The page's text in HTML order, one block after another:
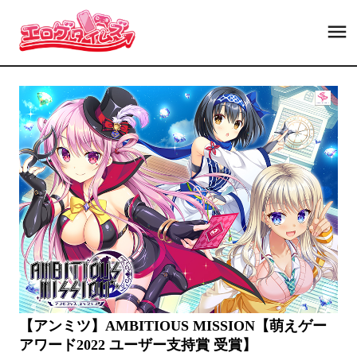
【アンミツ】AMBITIOUS MISSION【萌えゲー
アワード2022 ユーザー支持賞 受賞】